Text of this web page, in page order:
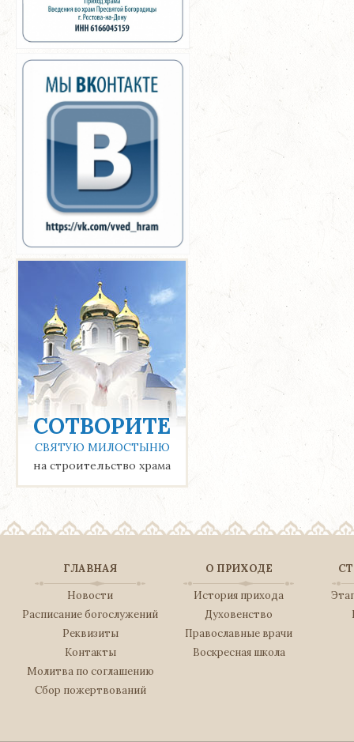
СОТВОРИТЕ
СВЯТУЮ МИЛОСТЫНЮ
на строительство храма
ГЛАВНАЯ
Новости
Расписание богослужений
Реквизиты
Контакты
Молитва по соглашению
Сбор пожертвований
О ПРИХОДЕ
История прихода
Духовенство
Православные врачи
Воскресная школа